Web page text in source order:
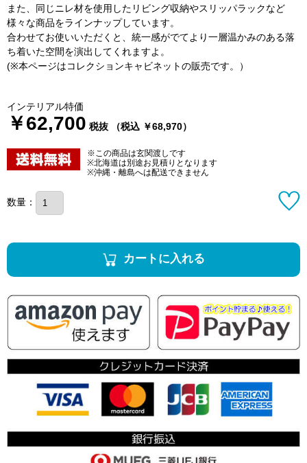
また、同じニレ材を使用したリビング収納やスリッパラックなど
様々な商品をラインナップしています。
合わせてお使いいただくと、統一感がでてより一層温かみのある落
ち着いた空間を演出してくれますよ。
(※本ページはコレクションキャビネットの販売です。）
インテリアル特価
￥62,700 税抜 （税込 ￥68,970）
※この商品は玄関渡しです
※北海道は別途お見積りとなります
※沖縄・離島へは配送できません
数量：
カートに入れる